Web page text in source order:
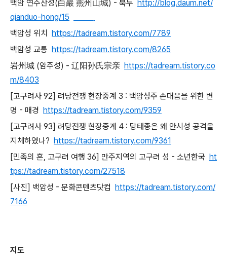
백암 연주산성(白巖 燕州山城) - 북두 http://blog.daum.net/
qianduo-hong/15
백암성 위치 https://tadream.tistory.com/7789
백암성 교통 https://tadream.tistory.com/8265
岩州城 (암주성) - 辽阳孙氏宗亲 https://tadream.tistory.co
m/8403
[고구려사 92] 려당전쟁 현장중계 3 : 백암성주 손대음을 위한 변
명 - 매경 https://tadream.tistory.com/9359
[고구려사 93] 려당전쟁 현장중계 4 : 당태종은 왜 안시성 공격을
지체하였나? https://tadream.tistory.com/9361
[민족의 혼, 고구려 여행 36] 만주지역의 고구려 성 - 소년한국 ht
tps://tadream.tistory.com/27518
[사진] 백암성 - 문화콘텐츠닷컴 https://tadream.tistory.com/
7166
지도